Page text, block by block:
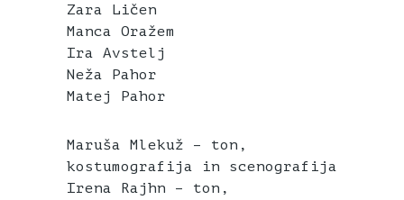
Zara Ličen
Manca Oražem
Ira Avstelj
Neža Pahor
Matej Pahor
Maruša Mlekuž – ton,
kostumografija in scenografija
Irena Rajhn – ton,